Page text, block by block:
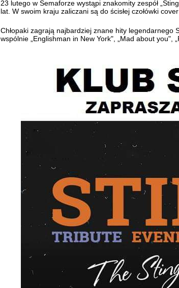
23 lutego w Semaforze wystąpi znakomity zespół
lat. W swoim kraju zaliczani są do ścisłej czołówki
Chłopaki zagrają najbardziej znane hity
wspólnie „Englishman in New York", „Mad about you",